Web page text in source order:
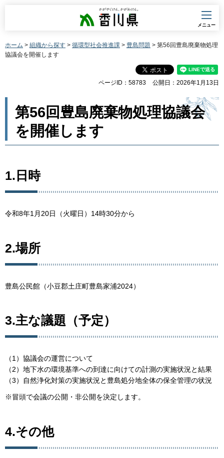
香川県
メニュー
ホーム > 組織から探す > 循環型社会推進課 > 豊島問題 > 第56回豊島廃棄物処理
協議会を開催します
ページID：58783 公開日：2026年1月13日
第56回豊島廃棄物処理協議会
を開催します
1.日時
令和8年1月20日（火曜日）14時30分から
2.場所
豊島公民館（小豆郡土庄町豊島家浦2024）
3.主な議題（予定）
（1）協議会の運営について
（2）地下水の環境基準への到達に向けての計測の実施状況と結果
（3）自然浄化対策の実施状況と豊島処分地全体の保全管理の状況
※冒頭で会議の公開・非公開を決定します。
4.その他